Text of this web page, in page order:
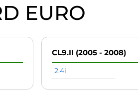
EURO
CL9.II (2005 - 2008)
2.4i